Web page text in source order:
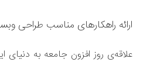
ارائه راهکارهای مناسب طراحی
علاقه‌ی روز افزون جامعه به دنیای